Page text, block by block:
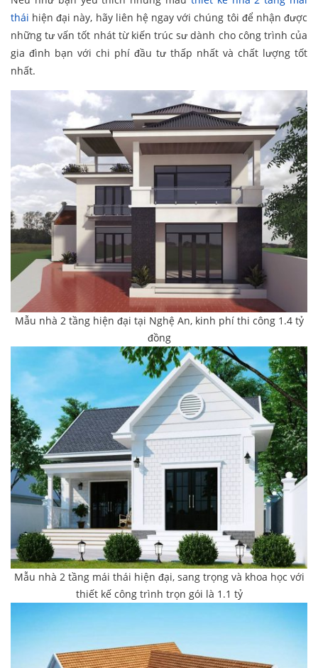
thái hiện đại này, hãy liên hệ ngay với chúng tôi để nhận được
những tư vấn tốt nhát từ kiến trúc sư dành cho công trình của
gia đình bạn với chi phí đầu tư thấp nhất và chất lượng tốt
nhất.
Mẫu nhà 2 tầng hiện đại tại Nghệ An, kinh phí thi công 1.4 tỷ
đồng
Mẫu nhà 2 tầng mái thái hiện đại, sang trọng và khoa học với
thiết kế công trình trọn gói là 1.1 tỷ